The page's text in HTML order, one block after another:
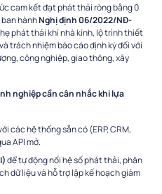
cam kết đạt phát thải ròng bằng 0
hànhNghị định 06/2022/NĐ-
phát thải khí nhà kính, lộ trình thiết
trách nhiệm báo cáo định kỳ đối với
công nghiệp, giao thông, xây
nghiệp cần cân nhắc khi lựa
các hệ thống sẵn có (ERP, CRM,
API mở.
để tự động nối hệ số phát thải, phân
dữ liệu và hỗ trợ lập kế hoạch giảm